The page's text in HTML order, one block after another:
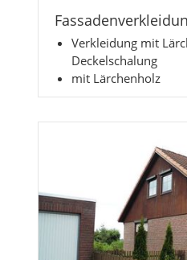
Verkleidung mit
Deckelschalung
mit Lärchenholz